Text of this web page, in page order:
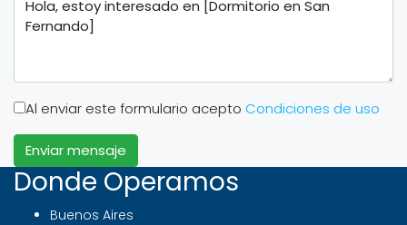
Al enviar este formulario acepto Condiciones de uso
Enviar mensaje
Donde Operamos
Buenos Aires